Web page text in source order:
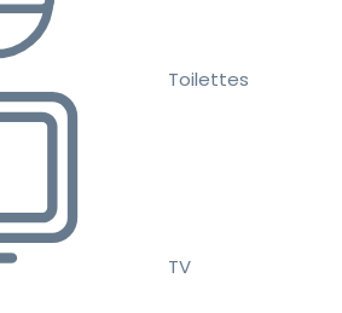
Toilettes
TV